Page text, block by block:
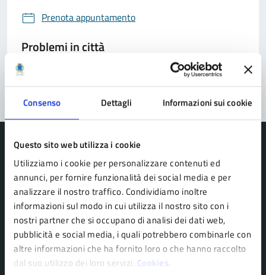
Consenso Dettagli Informazioni sui cookie
Questo sito web utilizza i cookie
Utilizziamo i cookie per personalizzare contenuti ed
annunci, per fornire funzionalità dei social media e per
analizzare il nostro traffico. Condividiamo inoltre
informazioni sul modo in cui utilizza il nostro sito con i
nostri partner che si occupano di analisi dei dati web,
pubblicità e social media, i quali potrebbero combinarle con
altre informazioni che ha fornito loro o che hanno raccolto
dal suo utilizzo dei loro servizi. Cookies.
Prenota appuntamento
Problemi in città
Comune di Pavullo nel Frignano
AMMINISTRAZIONE
Organi di governo
Personale amministrativo